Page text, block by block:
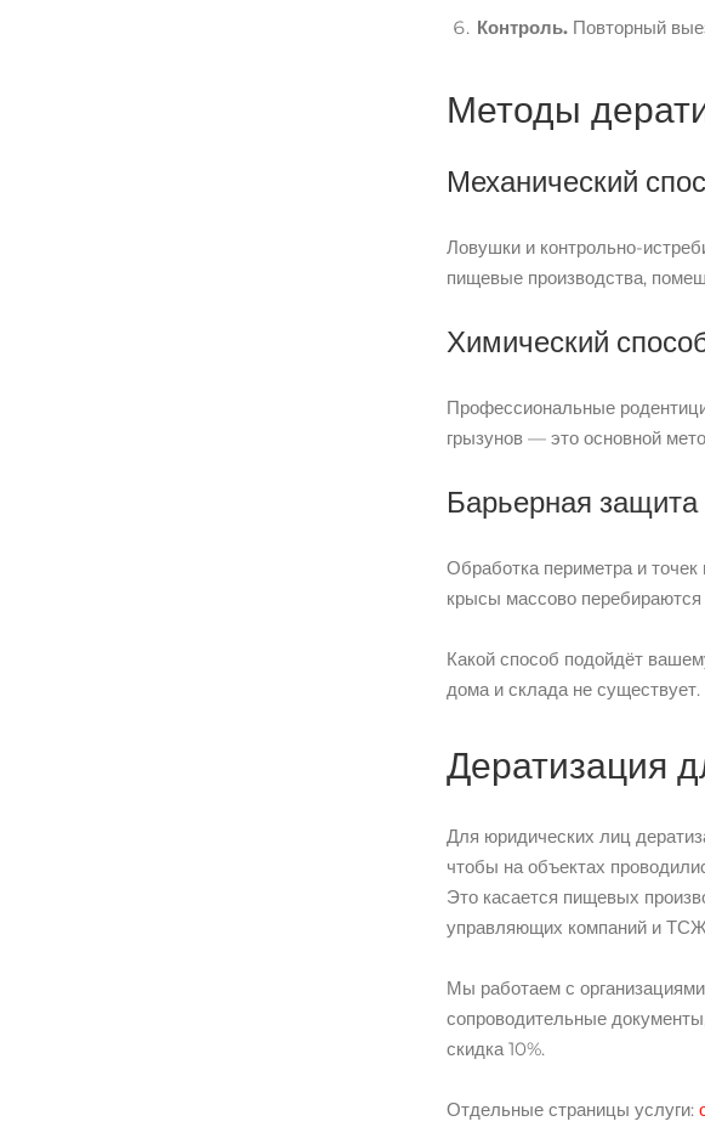
Контроль. Повторный
Методы
Механический
Ловушки и контрольно-
пищевые производства,
Химический
Профессиональные
грызунов — это основной
Барьерная защита
Обработка периметра и
крысы массово
Какой способ подойдёт
дома и склада не существует.
Дератизация
Для юридических лиц
чтобы на объектах
Это касается пищевых
управляющих компаний и
Мы работаем с
сопроводительные
скидка 10%.
Отдельные страницы услуги: